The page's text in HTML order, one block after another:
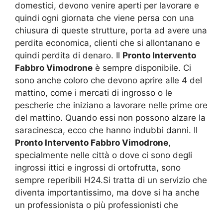
domestici, devono venire aperti per lavorare e
quindi ogni giornata che viene persa con una
chiusura di queste strutture, porta ad avere una
perdita economica, clienti che si allontanano e
quindi perdita di denaro. Il Pronto Intervento
Fabbro Vimodrone è sempre disponibile. Ci
sono anche coloro che devono aprire alle 4 del
mattino, come i mercati di ingrosso o le
pescherie che iniziano a lavorare nelle prime ore
del mattino. Quando essi non possono alzare la
saracinesca, ecco che hanno indubbi danni. Il
Pronto Intervento Fabbro Vimodrone,
specialmente nelle città o dove ci sono degli
ingrossi ittici e ingrossi di ortofrutta, sono
sempre reperibili H24.Si tratta di un servizio che
diventa importantissimo, ma dove si ha anche
un professionista o più professionisti che